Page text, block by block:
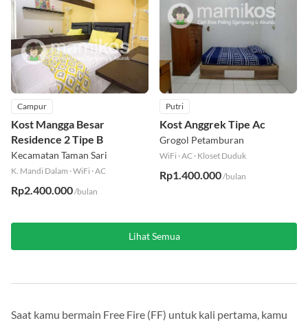
Campur
Kost Mangga Besar
Residence 2 Tipe B
Kecamatan Taman Sari
K. Mandi Dalam ·WiFi ·AC
Rp2.400.000/bulan
Putri
Kost Anggrek Tipe Ac
Grogol Petamburan
WiFi ·AC · Kloset Duduk
Rp1.400.000/bulan
Lihat Semua
Saat kamu bermain Free Fire (FF) untuk kali pertama, kamu